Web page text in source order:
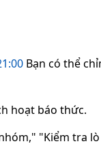
Bạn có thể
hoạt báo thức.
"Kiểm tra